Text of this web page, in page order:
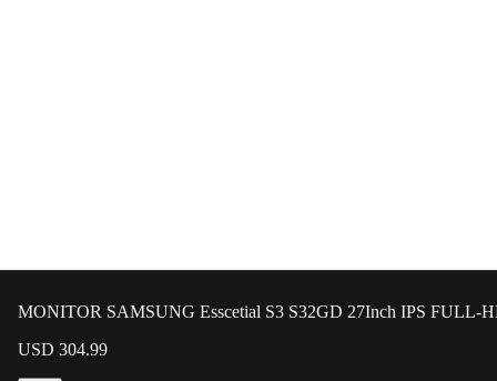
MONITOR SAMSUNG Esscetial S3 S32GD 27Inch IPS FULL-
USD 304.99